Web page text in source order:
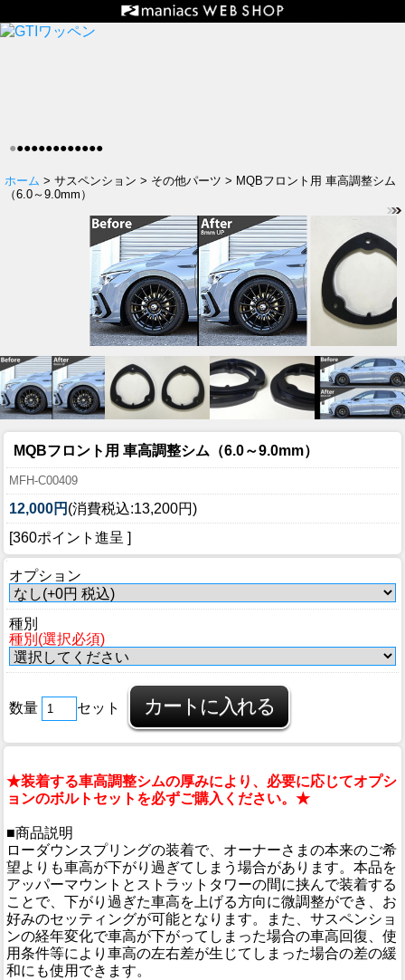
●●●●●●●●●●●●●
ホーム > サスペンション > その他パーツ > MQBフロント用 車高調整シム
（6.0～9.0mm）
MQBフロント用 車高調整シム（6.0～9.0mm）
MFH-C00409
12,000円 (消費税込:13,200円)
[360ポイント進呈 ]
オプション
種別
種別(選択必須)
数量 セット
★装着する車高調整シムの厚みにより、必要に応じてオプシ
ョンのボルトセットを必ずご購入ください。★
■商品説明
ローダウンスプリングの装着で、オーナーさまの本来のご希
望よりも車高が下がり過ぎてしまう場合があります。本品を
アッパーマウントとストラットタワーの間に挟んで装着する
ことで、下がり過ぎた車高を上げる方向に微調整ができ、お
好みのセッティングが可能となります。また、サスペンショ
ンの経年変化で車高が下がってしまった場合の車高回復、使
用条件等により車高の左右差が生じてしまった場合の差の緩
和にも使用できます。